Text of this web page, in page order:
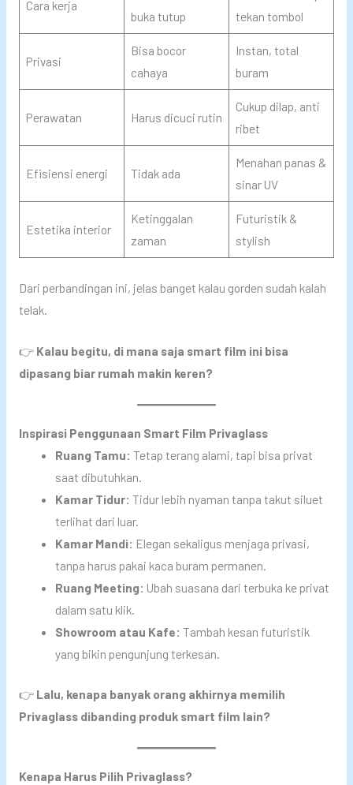
Cara kerja
buka tutup
tekan tombol
Privasi
Bisa bocor
cahaya
Instan, total
buram
Perawatan Harus dicuci rutin
Cukup dilap, anti
ribet
Efisiensi energi Tidak ada
Menahan panas &
sinar UV
Estetika interior
Ketinggalan
zaman
Futuristik &
stylish
Dari perbandingan ini, jelas banget kalau gorden sudah kalah
telak.
👉 Kalau begitu, di mana saja smart film ini bisa
dipasang biar rumah makin keren?
Inspirasi Penggunaan Smart Film Privaglass
Ruang Tamu: Tetap terang alami, tapi bisa privat
saat dibutuhkan.
Kamar Tidur: Tidur lebih nyaman tanpa takut siluet
terlihat dari luar.
Kamar Mandi: Elegan sekaligus menjaga privasi,
tanpa harus pakai kaca buram permanen.
Ruang Meeting: Ubah suasana dari terbuka ke privat
dalam satu klik.
Showroom atau Kafe: Tambah kesan futuristik
yang bikin pengunjung terkesan.
👉 Lalu, kenapa banyak orang akhirnya memilih
Privaglass dibanding produk smart film lain?
Kenapa Harus Pilih Privaglass?